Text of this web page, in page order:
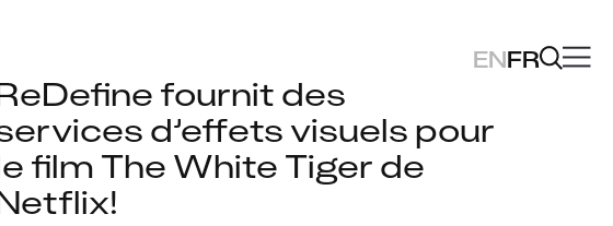
ENFR
fournit des
d’effets visuels pour
film The White Tiger de